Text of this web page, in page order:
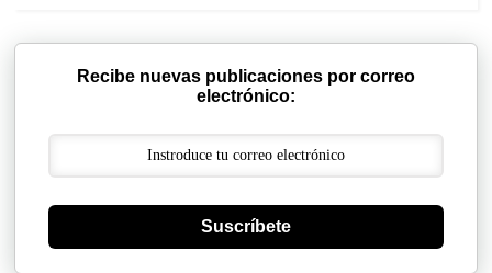
Recibe nuevas publicaciones por correo
electrónico:
Suscríbete